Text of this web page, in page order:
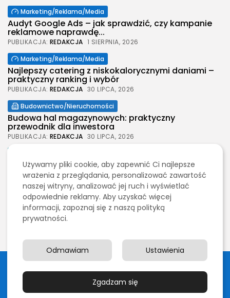
Marketing/Reklama/Media
Audyt Google Ads – jak sprawdzić, czy kampanie
reklamowe naprawdę...
PUBLIKACJA: REDAKCJA 1 SIERPNIA, 2026
Marketing/Reklama/Media
Najlepszy catering z niskokalorycznymi daniami –
praktyczny ranking i wybór
PUBLIKACJA: REDAKCJA 30 LIPCA, 2026
Budownictwo/Nieruchomości
Budowa hal magazynowych: praktyczny
przewodnik dla inwestora
PUBLIKACJA: REDAKCJA 30 LIPCA, 2026
Jak wybrać spodenki męskie na każdą okazję
PUBLIKACJA: REDAKCJA
30 LIPCA, 2026
Budownictwo/Nieruchomości
Wynajem szalunków stropowych na budowie –
praktyczny wybór i realne...
PUBLIKACJA: REDAKCJA
umieszczone na stronie chronione są prawem autorskim.
Polityka prywatności
Blog
Używamy pliki cookie, aby zapewnić Ci najlepsze
wrażenia z przeglądania, personalizować zawartość
naszej witryny, analizować jej ruch i wyświetlać
odpowiednie reklamy. Aby uzyskać więcej
informacji, zapoznaj się z naszą polityką
prywatności.
Zgadzam się
Ustawienia
Odmawiam